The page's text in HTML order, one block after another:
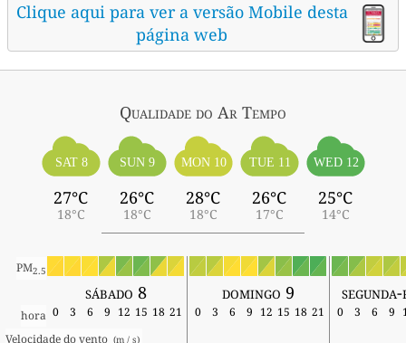
Clique aqui para ver a versão Mobile desta
página web
Qualidade do Ar Tempo
SAT 8
27°C
18°C
SUN 9
26°C
18°C
MON 10
28°C
18°C
TUE 11
26°C
17°C
WED 12
25°C
14°C
PM2.5
sábado 8 domingo 9
hora 0 3 6 9 12 15 18 21 0 3 6 9 12 15 18 21 0 3 6 9
Velocidade do vento (m / s)